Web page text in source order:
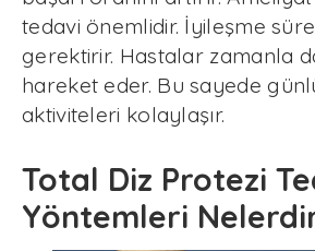
tedavi önemlidir. İyileşme
gerektirir. Hastalar zamanla
hareket eder. Bu sayede
aktiviteleri kolaylaşır.
Total Diz Protezi
Yöntemleri